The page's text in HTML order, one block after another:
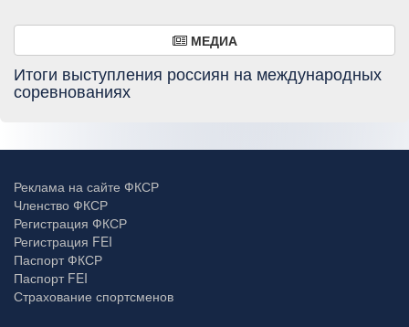
МЕДИА
Итоги выступления россиян на международных
соревнованиях
Реклама на сайте ФКСР
Членство ФКСР
Регистрация ФКСР
Регистрация FEI
Паспорт ФКСР
Паспорт FEI
Страхование спортсменов